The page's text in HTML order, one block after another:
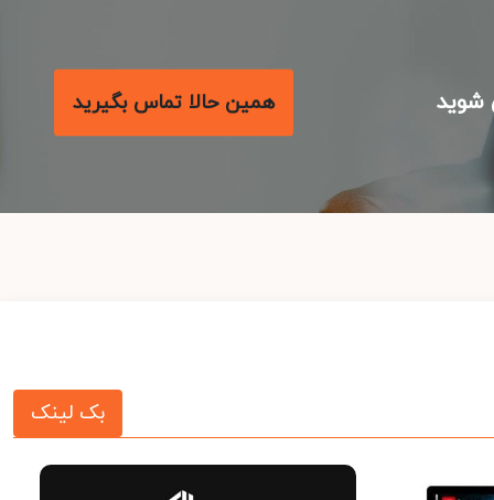
همین حالا تماس بگیرید
بک لینک